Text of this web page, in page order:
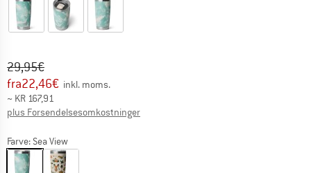
Original pris :
29,95€
Pris:
fra22,46€ inkl. moms.
~ KR 167,91
plus ForsendelsesomkostningerOplysninger om
Farve: Sea View